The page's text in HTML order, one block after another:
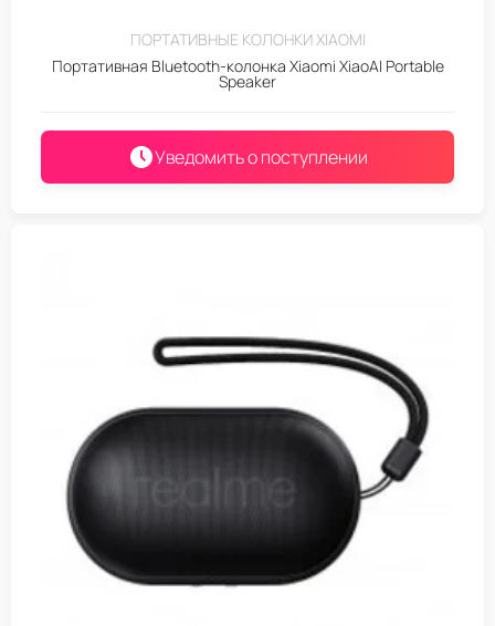
ПОРТАТИВНЫЕ КОЛОНКИ XIAOMI
Портативная Bluetooth-колонка Xiaomi XiaoAI Portable
Speaker
Уведомить о поступлении